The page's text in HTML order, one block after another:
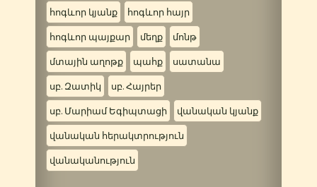
հոգևոր կյանք հոգևոր հայր
հոգևոր պայքար մեղք մոնթ
մտային աղոթք պահք սատանա
սբ. Զատիկ սբ. Հայրեր
սբ. Մարիամ Եգիպտացի վանական կյանք
վանական հերակտրություն
վանականություն